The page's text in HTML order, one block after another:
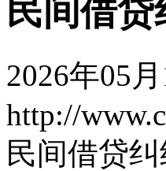
民间借
2026年05
http://
民间借贷